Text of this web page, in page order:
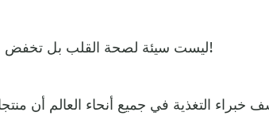
ليست سيئة لصحة القلب بل تخفض الكوليسترول!
خبراء التغذية في جميع أنحاء العالم أن